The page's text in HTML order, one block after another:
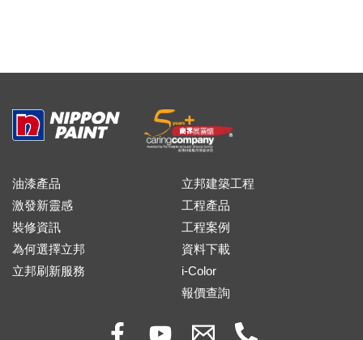
油漆產品
激發新靈感
裝修資訊
為何選擇立邦
立邦刷新服務
立邦建築工程
工程產品
工程案例
資料下載
i-Color
報價查詢